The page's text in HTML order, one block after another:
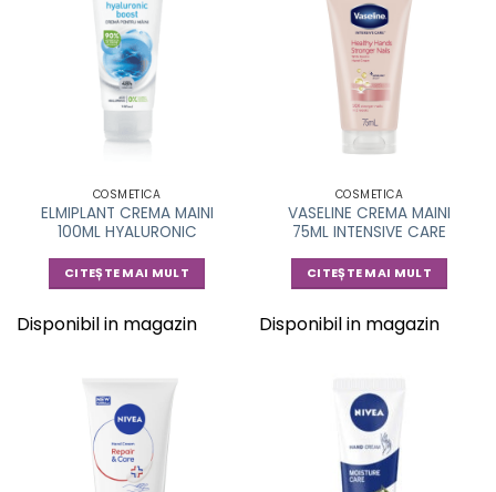
COSMETICA
ELMIPLANT CREMA MAINI
100ML HYALURONIC
CITEȘTE MAI MULT
Disponibil in magazin
COSMETICA
VASELINE CREMA MAINI
75ML INTENSIVE CARE
CITEȘTE MAI MULT
Disponibil in magazin